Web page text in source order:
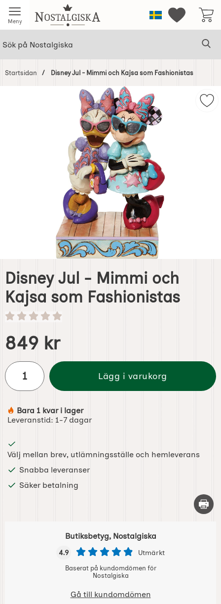
Meny Startsidan för NostalgiskaSverigeMina
Startsidan Disney Jul - Mimmi och Kajsa som Fashionistas
Disney Jul - Mimmi och
Kajsa som Fashionistas
Handla denna produkt Disney Jul - Mimmi och Kajsa
pris
849 kr
antal
Lägg i varukorg
Tillgänglighet:
Bara 1 kvar i lager
Leveranstid: 1-7 dagar
Välj mellan brev, utlämningsställe och hemleverans
Snabba leveranser
Säker betalning
Skriv
Butiksbetyg, Nostalgiska
4.9 Utmärkt
Baserat på kundomdömen för
Nostalgiska
Gå till kundomdömen